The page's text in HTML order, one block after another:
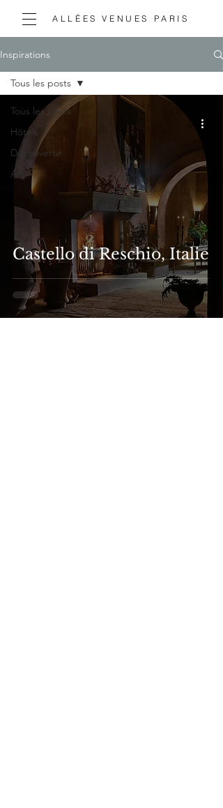
ALLÉES VENUES PARIS
Inspirations
Tous les posts
Hôtels
Découverte
Art
Tous les posts
Castello di Reschio, Italie